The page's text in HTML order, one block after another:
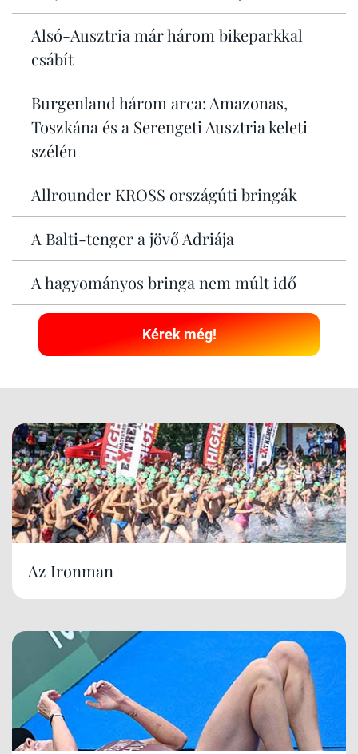
Alsó-Ausztria már három bikeparkkal
csábít
Burgenland három arca: Amazonas,
Toszkána és a Serengeti Ausztria keleti
szélén
Allrounder KROSS országúti bringák
A Balti-tenger a jövő Adriája
A hagyományos bringa nem múlt idő
Kérek még!
Az Ironman